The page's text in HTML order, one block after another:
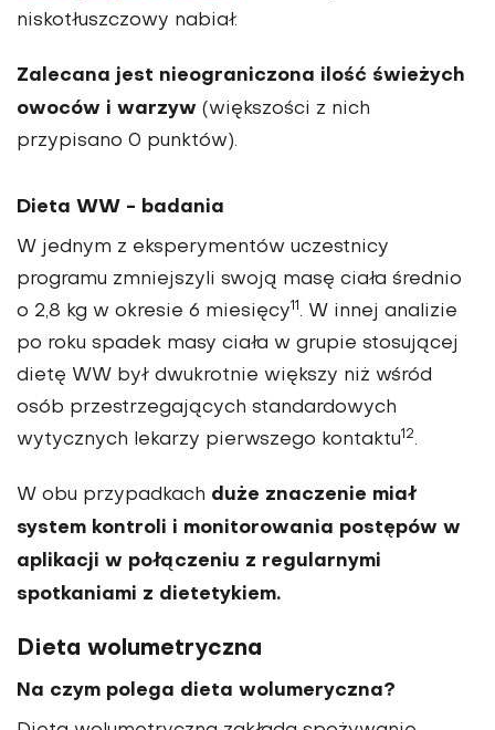
niskotłuszczowy nabiał.
Zalecana jest nieograniczona ilość świeżych
owoców i warzyw (większości z nich
przypisano 0 punktów).
Dieta WW - badania
W jednym z eksperymentów uczestnicy
programu zmniejszyli swoją masę ciała średnio
o 2,8 kg w okresie 6 miesięcy11. W innej analizie
po roku spadek masy ciała w grupie stosującej
dietę WW był dwukrotnie większy niż wśród
osób przestrzegających standardowych
wytycznych lekarzy pierwszego kontaktu12.
W obu przypadkach duże znaczenie miał
system kontroli i monitorowania postępów w
aplikacji w połączeniu z regularnymi
spotkaniami z dietetykiem.
Dieta wolumetryczna
Na czym polega dieta wolumeryczna?